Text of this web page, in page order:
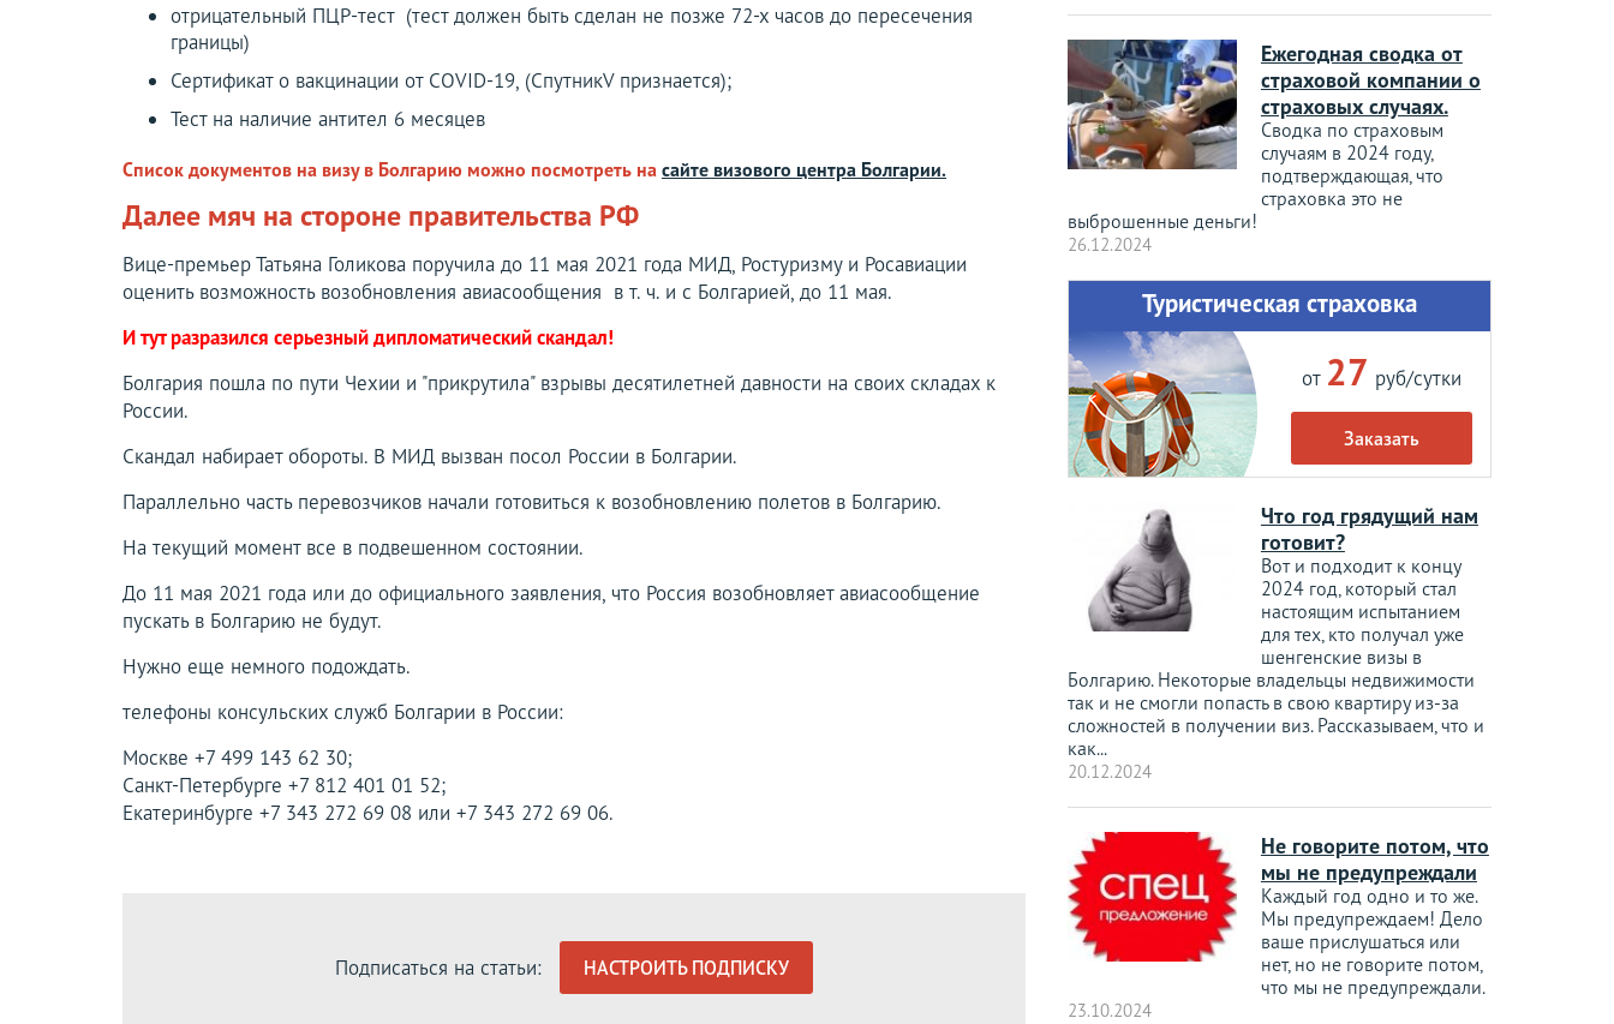
отрицательный ПЦР-тест (тест должен быть сделан не позже 72-х часов до пересечения
границы)
Сертификат о вакцинации от COVID-19, (СпутникV признается);
Тест на наличие антител 6 месяцев
Список документов на визу в Болгарию можно посмотреть на сайте визового центра Болгарии.
Далее мяч на стороне правительства РФ
Вице-премьер Татьяна Голикова поручила до 11 мая 2021 года МИД, Ростуризму и Росавиации
оценить возможность возобновления авиасообщения в т. ч. и с Болгарией, до 11 мая.
И тут разразился серьезный дипломатический скандал!
Болгария пошла по пути Чехии и "прикрутила" взрывы десятилетней давности на своих складах к
России.
Скандал набирает обороты. В МИД вызван посол России в Болгарии.
Параллельно часть перевозчиков начали готовиться к возобновлению полетов в Болгарию.
На текущий момент все в подвешенном состоянии.
До 11 мая 2021 года или до официального заявления, что Россия возобновляет авиасообщение
пускать в Болгарию не будут.
Нужно еще немного подождать.
телефоны консульских служб Болгарии в России:
Москве +7 499 143 62 30;
Санкт-Петербурге +7 812 401 01 52;
Екатеринбурге +7 343 272 69 08 или +7 343 272 69 06.
Подписаться на статьи: НАСТРОИТЬ ПОДПИСКУ
Ежегодная сводка от
страховой компании о
страховых случаях.
Сводка по страховым
случаям в 2024 году,
подтверждающая, что
страховка это не
выброшенные деньги!
26.12.2024
Туристическая страховка
от 27 руб/сутки
Заказать
Что год грядущий нам
готовит?
Вот и подходит к концу
2024 год, который стал
настоящим испытанием
для тех, кто получал уже
шенгенские визы в
Болгарию. Некоторые владельцы недвижимости
так и не смогли попасть в свою квартиру из-за
сложностей в получении виз. Рассказываем, что и
как...
20.12.2024
Не говорите потом, что
мы не предупреждали
Каждый год одно и то же.
Мы предупреждаем! Дело
ваше прислушаться или
нет, но не говорите потом,
что мы не предупреждали.
23.10.2024